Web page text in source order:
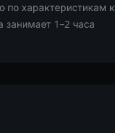
по характеристикам к
1–2 часа